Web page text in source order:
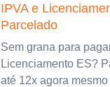
IPVA e
Parcelado
Sem grana para
Licenciamento ES?
até 12x agora